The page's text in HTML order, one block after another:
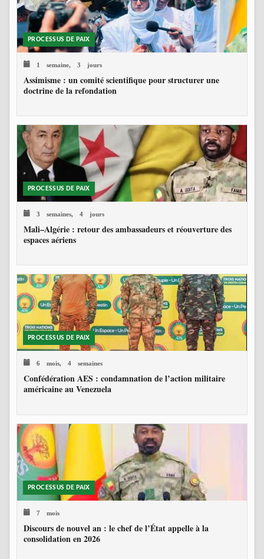
PROCESSUS DE PAIX
1 semaine, 3 jours
Assimisme : un comité scientifique pour structurer une
doctrine de la refondation
PROCESSUS DE PAIX
3 semaines, 4 jours
Mali–Algérie : retour des ambassadeurs et réouverture des
espaces aériens
PROCESSUS DE PAIX
6 mois, 4 semaines
Confédération AES : condamnation de l’action militaire
américaine au Venezuela
PROCESSUS DE PAIX
7 mois
Discours de nouvel an : le chef de l’État appelle à la
consolidation en 2026